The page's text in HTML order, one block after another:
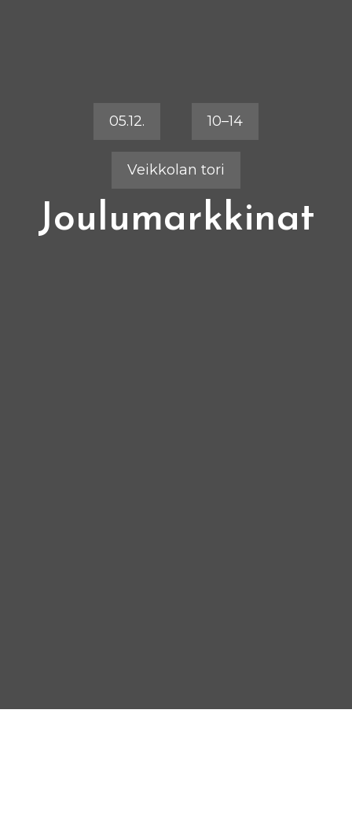
05.12. 10–14
Veikkolan tori
Joulumarkkinat